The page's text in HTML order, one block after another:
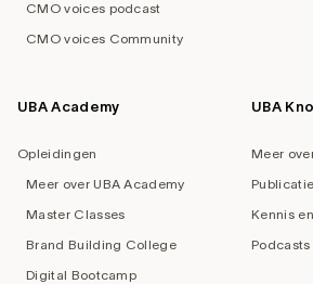
CMO voices podcast
CMO voices Community
UBA Academy
Opleidingen
Meer over UBA Academy
Master Classes
Brand Building College
Digital Bootcamp
UBA
Meer
Kennis
Podcasts